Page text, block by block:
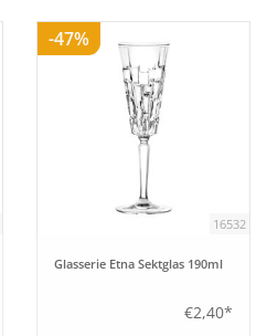
-47%
16532
Glasserie Etna Sektglas 190ml
€2,40*